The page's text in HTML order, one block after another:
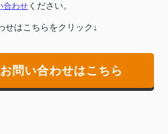
合わせ ください。
せはこちらをクリック↓
問い合わせはこちら